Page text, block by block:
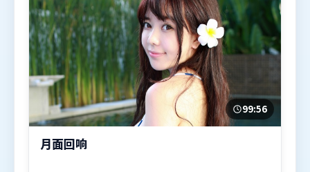
99:56
月面回响